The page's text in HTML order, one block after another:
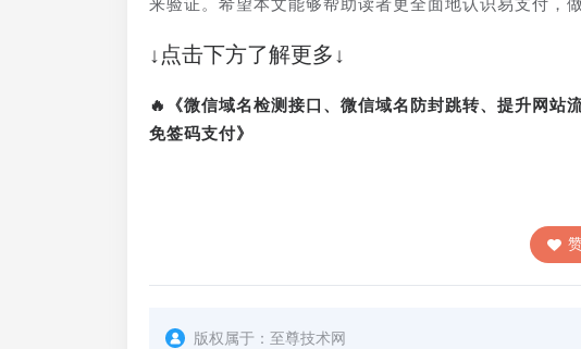
来验证。希望本文能够帮助读者更全面地认识易支付，
↓点击下方了解更多↓
🔥《微信域名检测接口、微信域名防封跳转、提升网站
免签码支付》
版权属于： 至尊技术网